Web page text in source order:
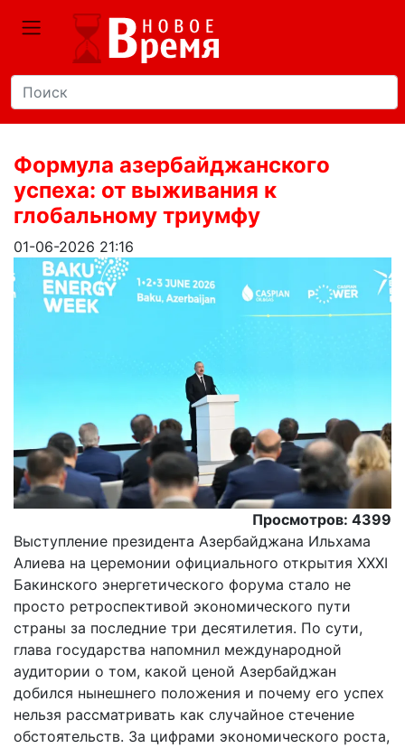
Формула азербайджанского
успеха: от выживания к
глобальному триумфу
01-06-2026 21:16
Просмотров: 4399
Выступление президента Азербайджана Ильхама
Алиева на церемонии официального открытия XXXI
Бакинского энергетического форума стало не
просто ретроспективой экономического пути
страны за последние три десятилетия. По сути,
глава государства напомнил международной
аудитории о том, какой ценой Азербайджан
добился нынешнего положения и почему его успех
нельзя рассматривать как случайное стечение
обстоятельств. За цифрами экономического роста,